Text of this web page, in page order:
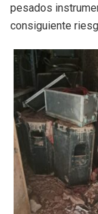
pesados
consiguiente